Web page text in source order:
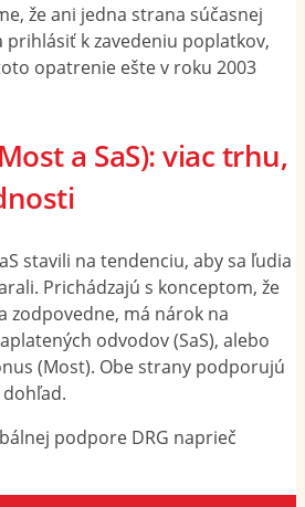
že ani jedna strana súčasnej
prihlásiť k zavedeniu poplatkov,
opatrenie ešte v roku 2003
a SaS): viac trhu,
stavili na tendenciu, aby sa ľudia
Prichádzajú s konceptom, že
zodpovedne, má nárok na
odvodov (SaS), alebo
(Most). Obe strany podporujú
podpore DRG naprieč